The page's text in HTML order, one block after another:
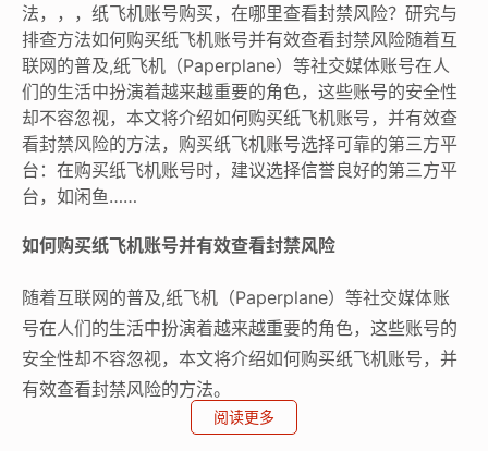
法，，，纸飞机账号购买，在哪里查看封禁风险？研究与
排查方法如何购买纸飞机账号并有效查看封禁风险随着互
联网的普及,纸飞机（Paperplane）等社交媒体账号在人
们的生活中扮演着越来越重要的角色，这些账号的安全性
却不容忽视，本文将介绍如何购买纸飞机账号，并有效查
看封禁风险的方法，购买纸飞机账号选择可靠的第三方平
台：在购买纸飞机账号时，建议选择信誉良好的第三方平
台，如闲鱼……
如何购买纸飞机账号并有效查看封禁风险
随着互联网的普及,纸飞机（Paperplane）等社交媒体账
号在人们的生活中扮演着越来越重要的角色，这些账号的
安全性却不容忽视，本文将介绍如何购买纸飞机账号，并
有效查看封禁风险的方法。
阅读更多